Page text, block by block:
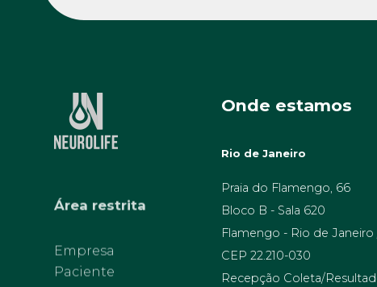
Paciente
Onde estamos
Rio de Janeiro
Praia do Flamengo, 66
Bloco B - Sala 620
Flamengo - Rio de Janeiro
CEP 22.210-030
Recepção Coleta/